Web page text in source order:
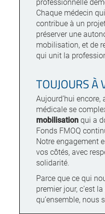
Chaque médecin
contribue à un
préserver une
mobilisation, et de
qui unit la
TOUJOURS À
Aujourd’hui
médicale se
mobilisationqui a
Fonds FMOQ
Notre engagement
vos côtés, avec
solidarité.
Parce que ce qui
premier jour, c’est
qu’ensemble, nous